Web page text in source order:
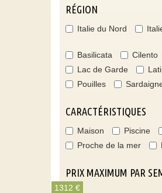
RÉGION
Italie du Nord
Basilicata Cilento
Lac de Garde
Pouilles
CARACTÉRISTIQUES
Maison Piscine
Proche de la mer
PRIX MAXIMUM PAR
1312 €